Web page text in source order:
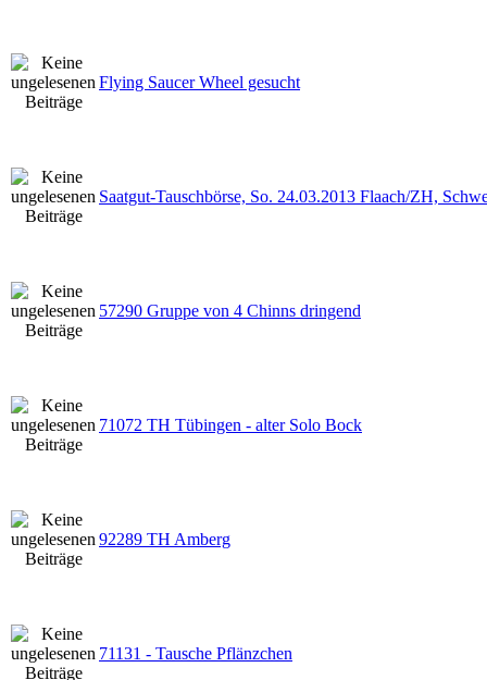
Flying Saucer Wheel gesucht
Saatgut-Tauschbörse, So. 24.03.2013 Flaach/ZH,
57290 Gruppe von 4 Chinns dringend
71072 TH Tübingen - alter Solo Bock
92289 TH Amberg
71131 - Tausche Pflänzchen